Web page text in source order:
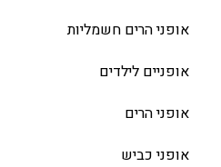
אופני הרים חשמליות
אופניים לילדים
אופני הרים
אופני כביש